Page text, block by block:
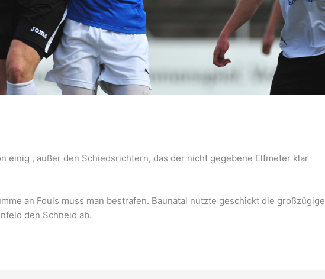
einig , außer den Schiedsrichtern, das der nicht gegebene Elfmeter klar
an Fouls muss man bestrafen. Baunatal nutzte geschickt die großzügige
den Schneid ab.